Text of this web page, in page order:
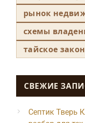
рынок
схемы
тайское
СВЕЖИЕ
Септик Тверь